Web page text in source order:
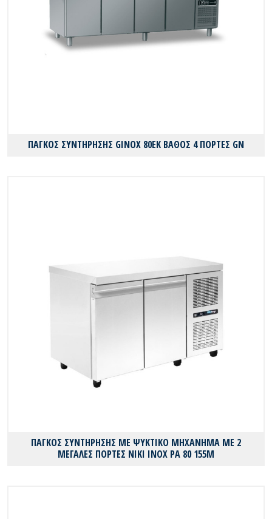
ΠΑΓΚΟΣ ΣΥΝΤΗΡΗΣΗΣ GINOX 80EK ΒΑΘΟΣ 4 ΠΟΡΤΕΣ GN
ΠΑΓΚΟΣ ΣΥΝΤΗΡΗΣΗΣ ΜΕ ΨΥΚΤΙΚΟ ΜΗΧΑΝΗΜΑ ΜΕ 2
ΜΕΓΑΛΕΣ ΠΟΡΤΕΣ ΝΙΚΙ ΙΝΟΧ PA 80 155M